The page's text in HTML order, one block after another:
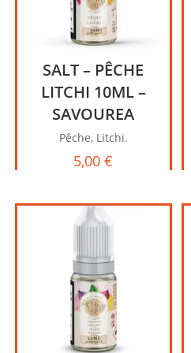
SALT – PÊCHE
LITCHI 10ML –
SAVOUREA
Pêche, Litchi.
5,00€